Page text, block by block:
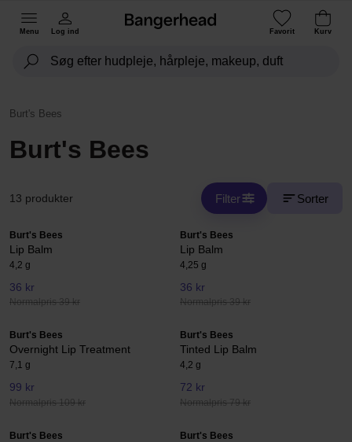
Menu Log ind Favorit Kurv
Burt's Bees
Burt's Bees
13 produkter Filter Sorter
Burt's Bees
Lip Balm
4,2 g
36 kr
Normalpris 39 kr
Burt's Bees
Lip Balm
4,25 g
36 kr
Normalpris 39 kr
Burt's Bees
Overnight Lip Treatment
7,1 g
99 kr
Normalpris 109 kr
Burt's Bees
Tinted Lip Balm
4,2 g
72 kr
Normalpris 79 kr
Burt's Bees Burt's Bees